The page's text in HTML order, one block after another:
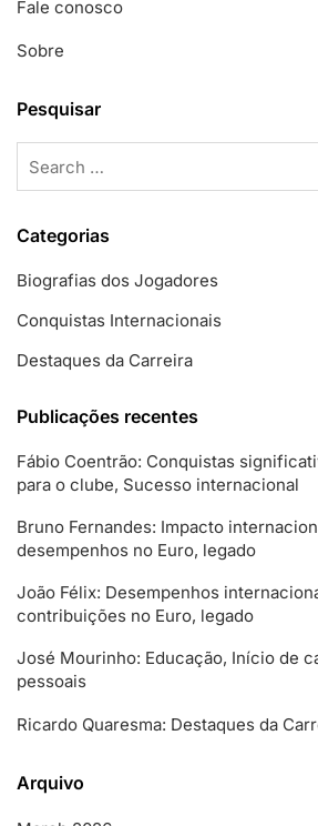
Fale conosco
Sobre
Pesquisar
Categorias
Biografias dos Jogadores
Conquistas Internacionais
Destaques da Carreira
Publicações recentes
Fábio Coentrão: Conquistas
para o clube, Sucesso internacional
Bruno Fernandes: Impacto
desempenhos no Euro, legado
João Félix: Desempenhos
contribuições no Euro, legado
José Mourinho: Educação, Início de
pessoais
Ricardo Quaresma: Destaques da
Arquivo